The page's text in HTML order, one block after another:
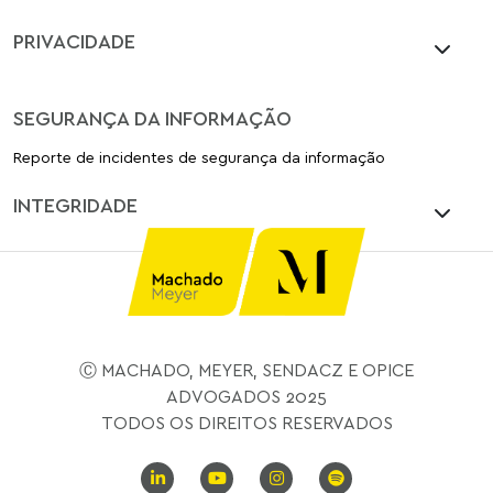
PRIVACIDADE
SEGURANÇA DA INFORMAÇÃO
Reporte de incidentes de segurança da informação
INTEGRIDADE
Ⓒ MACHADO, MEYER, SENDACZ E OPICE
ADVOGADOS 2025
TODOS OS DIREITOS RESERVADOS